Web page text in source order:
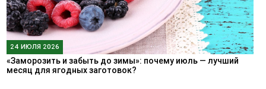
24 ИЮЛЯ 2026
«Заморозить и забыть до зимы»: почему июль — лучший
месяц для ягодных заготовок?